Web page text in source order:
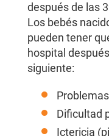
después de las
Los bebés
pueden tener
hospital
siguiente:
Dificultad
Ictericia